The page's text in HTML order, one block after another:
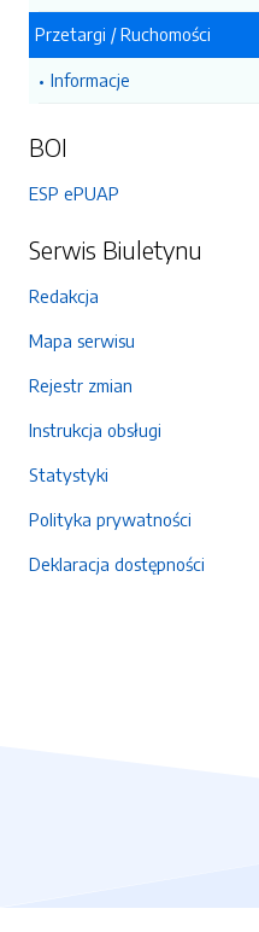
Przetargi / Ruchomości
Informacje
BOI
ESP ePUAP
Serwis Biuletynu
Redakcja
Mapa serwisu
Rejestr zmian
Instrukcja obsługi
Statystyki
Polityka prywatności
Deklaracja dostępności